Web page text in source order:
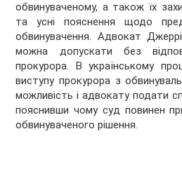
обвинуваченому, а також їх
та усні пояснення щодо
обвинувачення. Адвокат
можна допускати без
прокурора. В українському
виступу прокурора з
можливість і адвокату подати
пояснивши чому суд повинен
обвинуваченого рішення.